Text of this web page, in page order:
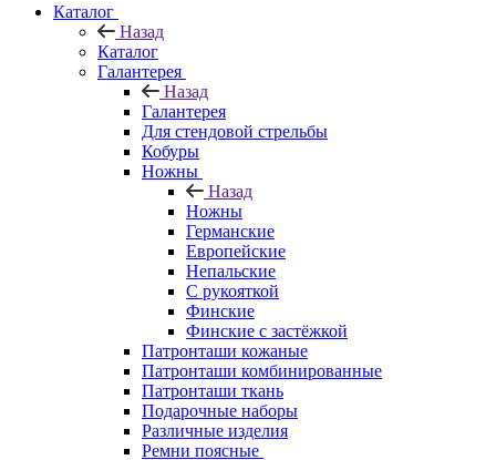
Каталог
Назад
Каталог
Галантерея
Назад
Галантерея
Для стендовой стрельбы
Кобуры
Ножны
Назад
Ножны
Германские
Европейские
Непальские
С рукояткой
Финские
Финские с застёжкой
Патронташи кожаные
Патронташи комбинированные
Патронташи ткань
Подарочные наборы
Различные изделия
Ремни поясные